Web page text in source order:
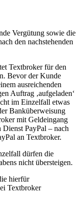
Vergütung sowie die
den nachstehenden
Textbroker für den
Bevor der Kunde
ausreichenden
Auftrag ‚aufgeladen‘
im Einzelfall etwas
Banküberweisung
mit Geldeingang
PayPal – nach
an Textbroker.
dürfen die
nicht übersteigen.
hierfür
Textbroker